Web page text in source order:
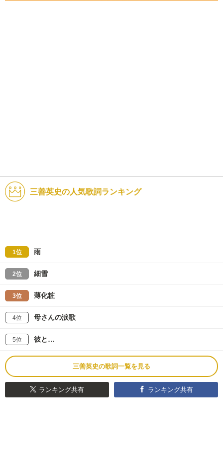
三善英史の人気歌詞ランキング
1位 雨
2位 細雪
3位 薄化粧
4位 母さんの涙歌
5位 彼と…
三善英史の歌詞一覧を見る
ランキング共有 ランキング共有